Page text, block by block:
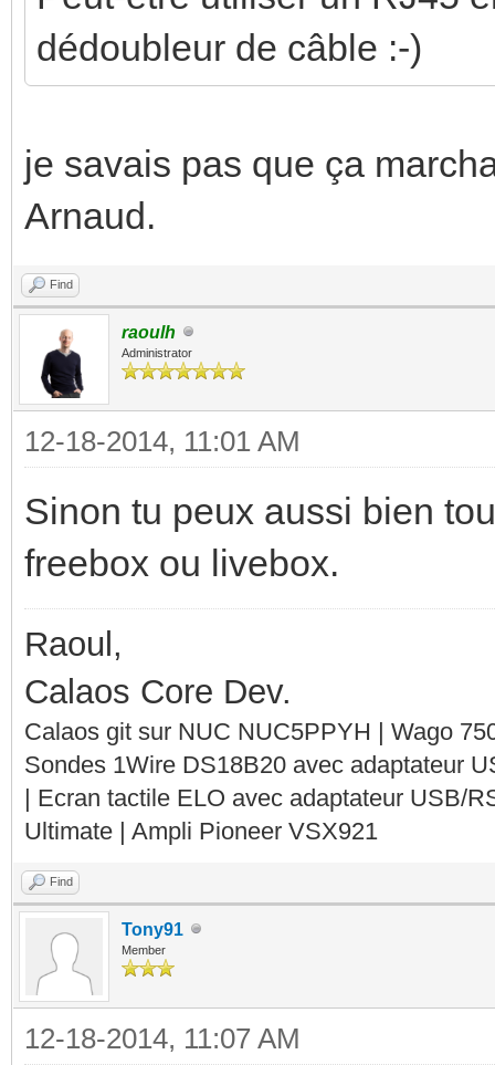
dédoubleur de câble :-)
je savais pas que ça
Arnaud.
Find
raoulh
Administrator
12-18-2014, 11:01 AM
Sinon tu peux aussi bien
freebox ou livebox.
Raoul,
Calaos Core Dev.
Calaos git sur NUC NUC5PPYH | Wago
Sondes 1Wire DS18B20 avec adaptateur
| Ecran tactile ELO avec adaptateur USB/
Ultimate | Ampli Pioneer VSX921
Find
Tony91
Member
12-18-2014, 11:07 AM